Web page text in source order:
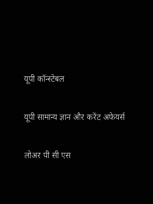
यूपी कॉन्स्टेबल
यूपी सामान्य ज्ञान और करेंट अफेयर्स
लोअर पी सी एस